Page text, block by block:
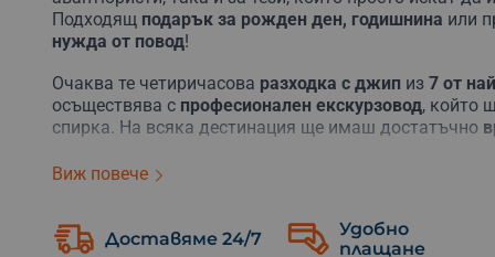
Подходящ подарък за рожден ден, годишнина или
нужда от повод!
Очаква те четиричасова разходка с джип из 7 от
осъществява с професионален екскурзовод, който
спирка. На всяка дестинация ще имаш достатъчно
Сред спирките ще е
и обитавана от свободни стада диви коне.
Виж повече
Доставяме 24/7
Удобно
плащане